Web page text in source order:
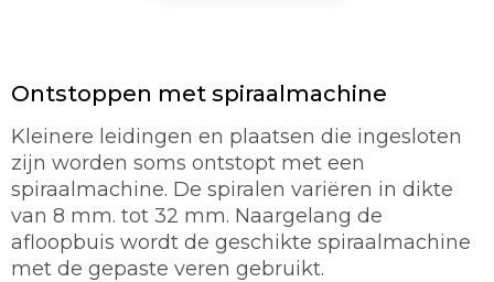
Ontstoppen met spiraalmachine
Kleinere leidingen en plaatsen die ingesloten
zijn worden soms ontstopt met een
spiraalmachine. De spiralen variëren in dikte
van 8 mm. tot 32 mm. Naargelang de
afloopbuis wordt de geschikte spiraalmachine
met de gepaste veren gebruikt.